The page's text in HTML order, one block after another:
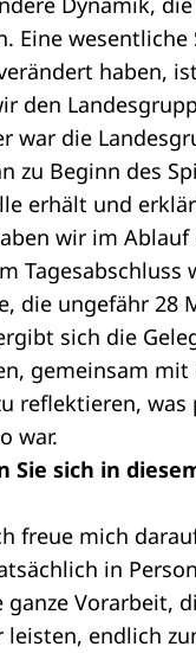
Eine wesentliche
haben,
den
war die
zu Beginn des
erhält und
wir im Ablauf
Tagesabschluss
die ungefähr 28
sich die
gemeinsam mit
reflektieren, was
war.
Sie sich in
freue mich
in
ganze Vorarbeit,
leisten, endlich